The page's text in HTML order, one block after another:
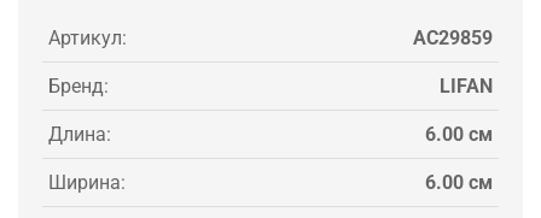
Артикул: AC29859
Бренд: LIFAN
Длина: 6.00 см
Ширина: 6.00 см